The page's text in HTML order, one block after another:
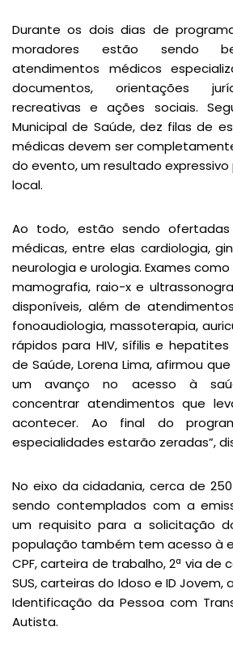
Durante os dois dias de
moradores estão sendo
atendimentos médicos
documentos, orientações
recreativas e ações sociais.
Municipal de Saúde, dez filas de
médicas devem ser
do evento, um resultado
local.
Ao todo, estão sendo ofertadas
médicas, entre elas cardiologia,
neurologia e urologia. Exames
mamografia, raio-x e
disponíveis, além de
fonoaudiologia, massoterapia,
rápidos para HIV, sífilis e
de Saúde, Lorena Lima, afirmou
um avanço no acesso à
concentrar atendimentos que
acontecer. Ao final do
especialidades estarão zeradas”,
No eixo da cidadania, cerca de
sendo contemplados com a
um requisito para a solicitação
população também tem acesso à
CPF, carteira de trabalho, 2ª via de
SUS, carteiras do Idoso e ID
Identificação da Pessoa com
Autista.